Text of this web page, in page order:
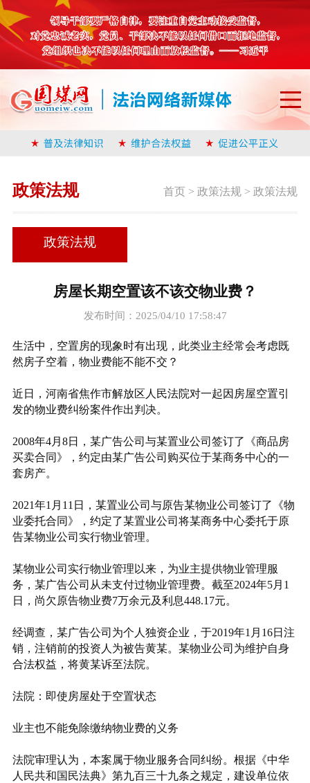
政策法规 首页 >政策法规 >政策法规
政策法规
房屋长期空置该不该交物业费？
发布时间：2025/04/10 17:58:47
生活中，空置房的现象时有出现，此类业主经常会考虑既
然房子空着，物业费能不能不交？
近日，河南省焦作市解放区人民法院对一起因房屋空置引
发的物业费纠纷案件作出判决。
2008年4月8日，某广告公司与某置业公司签订了《商品房
买卖合同》，约定由某广告公司购买位于某商务中心的一
套房产。
2021年1月11日，某置业公司与原告某物业公司签订了《物
业委托合同》，约定了某置业公司将某商务中心委托于原
告某物业公司实行物业管理。
某物业公司实行物业管理以来，为业主提供物业管理服
务，某广告公司从未支付过物业管理费。截至2024年5月1
日，尚欠原告物业费7万余元及利息448.17元。
经调查，某广告公司为个人独资企业，于2019年1月16日注
销，注销前的投资人为被告黄某。某物业公司为维护自身
合法权益，将黄某诉至法院。
法院：即使房屋处于空置状态
业主也不能免除缴纳物业费的义务
法院审理认为，本案属于物业服务合同纠纷。根据《中华
人民共和国民法典》第九百三十九条之规定，建设单位依